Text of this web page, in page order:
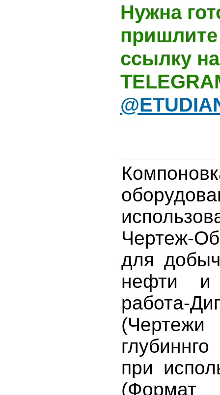
Нужна
ссылку
Чертеж-
для
нефти и
работа-
при
(Формат